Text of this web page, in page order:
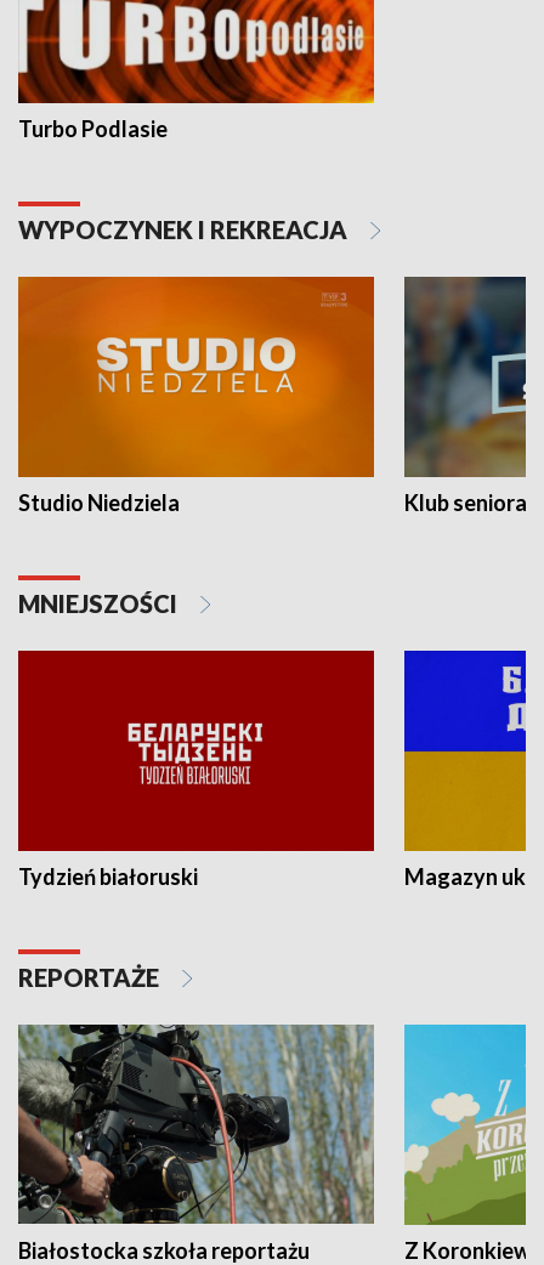
Turbo Podlasie
WYPOCZYNEK I REKREACJA
Studio Niedziela Klub seniora
MNIEJSZOŚCI
Tydzień białoruski Magazyn
REPORTAŻE
Białostocka szkoła reportażu Z